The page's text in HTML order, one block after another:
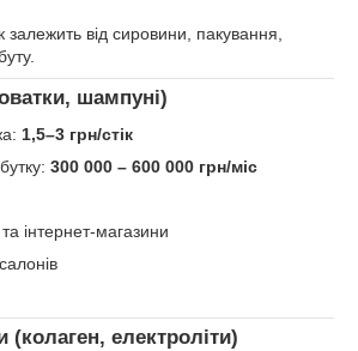
залежить від сировини, пакування,
шампуні)
1,5–3 грн/стік
300 000 – 600 000 грн/міс
інтернет-магазини
електроліти)